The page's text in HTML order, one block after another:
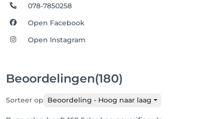
078-7850258
Open Facebook
Open Instagram
Beoordelingen(180)
Sorteer op Beoordeling - Hoog naar laag